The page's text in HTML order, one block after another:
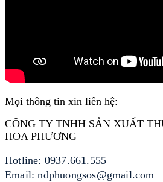
Mọi thông tin xin liên hệ:
CÔNG TY TNHH SẢN XUẤT
HOA PHƯƠNG
Hotline: 0937.661.555
Email: ndphuongsos@gmail.com